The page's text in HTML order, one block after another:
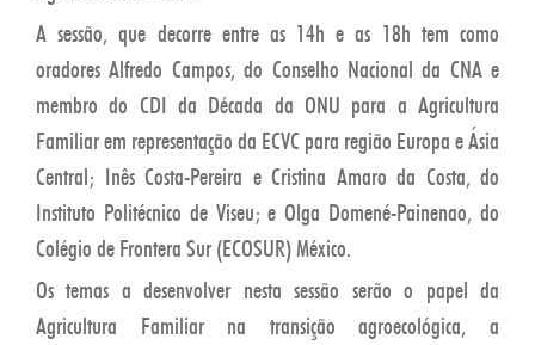
A sessão, que decorre entre as 14h e as 18h tem como
oradores Alfredo Campos, do Conselho Nacional da CNA e
membro do CDI da Década da ONU para a Agricultura
Familiar em representação da ECVC para região Europa e Ásia
Central; Inês Costa-Pereira e Cristina Amaro da Costa, do
Instituto Politécnico de Viseu; e Olga Domené-Painenao, do
Colégio de Frontera Sur (ECOSUR) México.
Os temas a desenvolver nesta sessão serão o papel da
Agricultura Familiar na transição agroecológica, a